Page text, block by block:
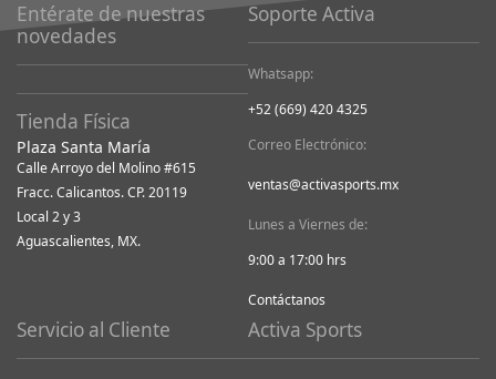
Entérate de nuestras
novedades
Tienda Física
Plaza Santa María
Calle Arroyo del Molino #615
Fracc. Calicantos. CP. 20119
Local 2 y 3
Aguascalientes, MX.
Soporte Activa
Whatsapp:
+52 (669) 420 4325
Correo Electrónico:
ventas@activasports.mx
Lunes a Viernes de:
9:00 a 17:00 hrs
Contáctanos
Servicio al Cliente Activa Sports